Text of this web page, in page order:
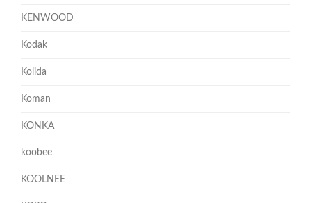
KENWOOD
Kodak
Kolida
Koman
KONKA
koobee
KOOLNEE